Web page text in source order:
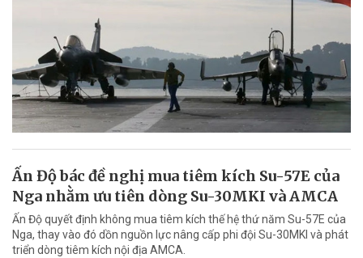
Ấn Độ bác đề nghị mua tiêm kích Su-57E của
Nga nhằm ưu tiên dòng Su-30MKI và AMCA
Ấn Độ quyết định không mua tiêm kích thế hệ thứ năm Su-57E của
Nga, thay vào đó dồn nguồn lực nâng cấp phi đội Su-30MKI và phát
triển dòng tiêm kích nội địa AMCA.